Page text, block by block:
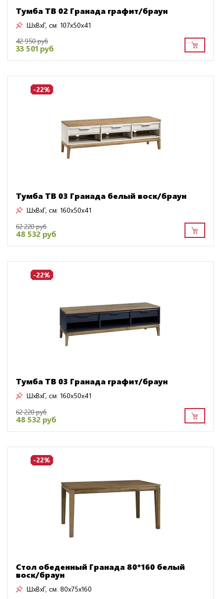
Тумба ТВ 02 Гранада графит/браун
ШxВxГ, см: 107x50x41
42 950 руб
33 501 руб
-22%
Тумба ТВ 03 Гранада белый воск/браун
ШxВxГ, см: 160x50x41
62 220 руб
48 532 руб
-22%
Тумба ТВ 03 Гранада графит/браун
ШxВxГ, см: 160x50x41
62 220 руб
48 532 руб
-22%
Стол обеденный Гранада 80*160 белый
воск/браун
ШxВxГ, см: 80x75x160